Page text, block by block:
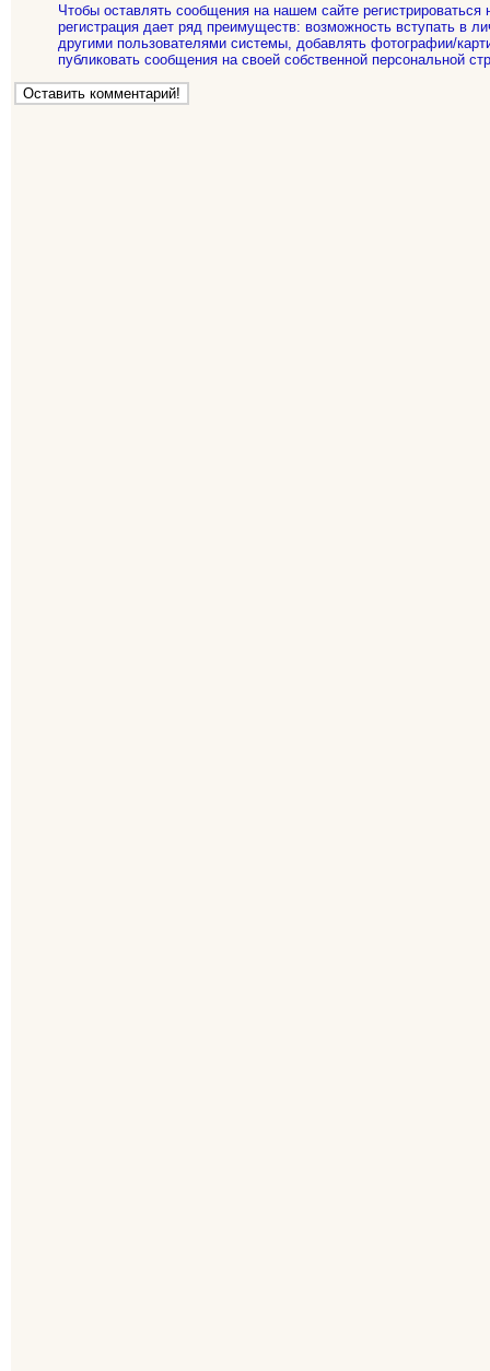
Чтобы оставлять сообщения на нашем сайте регистрироваться
регистрация дает ряд преимуществ: возможность вступать в
другими пользователями системы, добавлять фотографии/
публиковать сообщения на своей собственной персональной